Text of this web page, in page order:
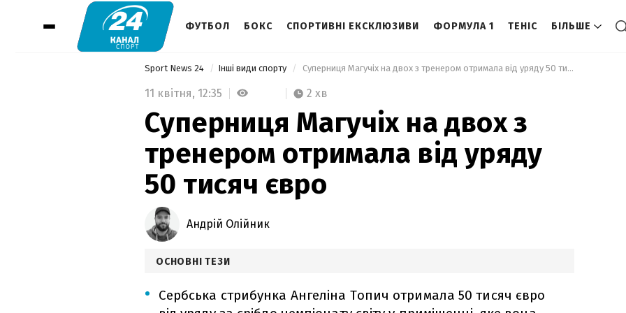
ФУТБОЛ БОКС СПОРТИВНІ ЕКСКЛЮЗИВИ ФОРМУЛА 1 ТЕНІС БІЛЬШЕ
Sport News 24 Інші види спорту Суперниця Магучіх на двох з тренером отримала від уряду 50 тисяч євро
11 квітня, 12:35 2 хв
Суперниця Магучіх на двох з
тренером отримала від уряду
50 тисяч євро
Андрій Олійник
ОСНОВНІ ТЕЗИ
Сербська стрибунка Ангеліна Топич отримала 50 тисяч євро